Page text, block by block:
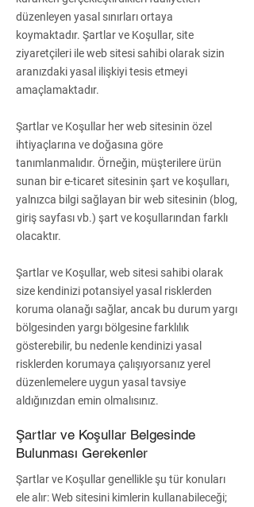
düzenleyen yasal sınırları ortaya
koymaktadır. Şartlar ve Koşullar, site
ziyaretçileri ile web sitesi sahibi olarak sizin
aranızdaki yasal ilişkiyi tesis etmeyi
amaçlamaktadır.
Şartlar ve Koşullar her web sitesinin özel
ihtiyaçlarına ve doğasına göre
tanımlanmalıdır. Örneğin, müşterilere ürün
sunan bir e-ticaret sitesinin şart ve koşulları,
yalnızca bilgi sağlayan bir web sitesinin (blog,
giriş sayfası vb.) şart ve koşullarından farklı
olacaktır.
Şartlar ve Koşullar, web sitesi sahibi olarak
size kendinizi potansiyel yasal risklerden
koruma olanağı sağlar, ancak bu durum yargı
bölgesinden yargı bölgesine farklılık
gösterebilir, bu nedenle kendinizi yasal
risklerden korumaya çalışıyorsanız yerel
düzenlemelere uygun yasal tavsiye
aldığınızdan emin olmalısınız.
Şartlar ve Koşullar Belgesinde
Bulunması Gerekenler
Şartlar ve Koşullar genellikle şu tür konuları
ele alır: Web sitesini kimlerin kullanabileceği;